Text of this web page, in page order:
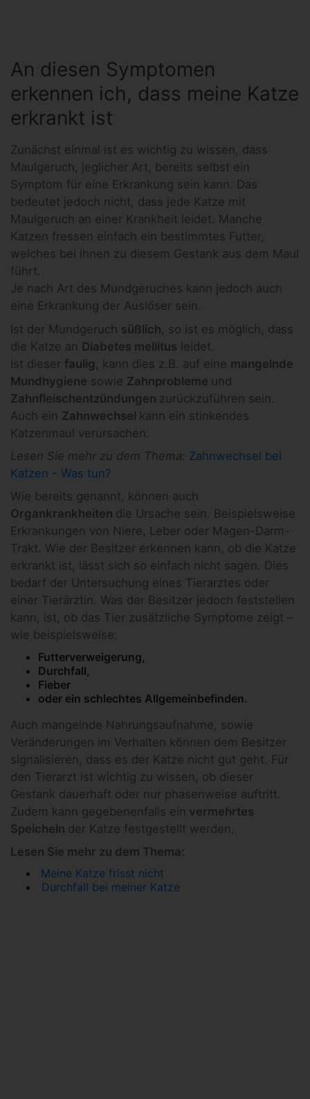
An diesen Symptomen
erkennen ich, dass meine Katze
erkrankt ist
Zunächst einmal ist es wichtig zu wissen, dass
Maulgeruch, jeglicher Art, bereits selbst ein
Symptom für eine Erkrankung sein kann. Das
bedeutet jedoch nicht, dass jede Katze mit
Maulgeruch an einer Krankheit leidet. Manche
Katzen fressen einfach ein bestimmtes Futter,
welches bei ihnen zu diesem Gestank aus dem Maul
führt.
Je nach Art des Mundgeruches kann jedoch auch
eine Erkrankung der Auslöser sein.
Ist der Mundgeruch süßlich , so ist es möglich, dass
die Katze an Diabetes mellitus leidet.
Ist dieser faulig , kann dies z.B. auf eine mangelnde
Mundhygiene sowie Zahnprobleme und
Zahnfleischentzündungen zurückzuführen sein.
Auch ein Zahnwechsel kann ein stinkendes
Katzenmaul verursachen.
Lesen Sie mehr zu dem Thema: Zahnwechsel bei
Katzen - Was tun?
Wie bereits genannt, können auch
Organkrankheiten die Ursache sein. Beispielsweise
Erkrankungen von Niere, Leber oder Magen-Darm-
Trakt. Wie der Besitzer erkennen kann, ob die Katze
erkrankt ist, lässt sich so einfach nicht sagen. Dies
bedarf der Untersuchung eines Tierarztes oder
einer Tierärztin. Was der Besitzer jedoch feststellen
kann, ist, ob das Tier zusätzliche Symptome zeigt –
wie beispielsweise:
Futterverweigerung,
Durchfall,
Fieber
oder ein schlechtes Allgemeinbefinden.
Auch mangelnde Nahrungsaufnahme, sowie
Veränderungen im Verhalten können dem Besitzer
signalisieren, dass es der Katze nicht gut geht. Für
den Tierarzt ist wichtig zu wissen, ob dieser
Gestank dauerhaft oder nur phasenweise auftritt.
Zudem kann gegebenenfalls ein vermehrtes
Speicheln der Katze festgestellt werden.
Lesen Sie mehr zu dem Thema:
Meine Katze frisst nicht
Durchfall bei meiner Katze